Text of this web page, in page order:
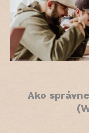
Ako